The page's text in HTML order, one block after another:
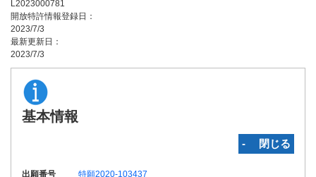
L2023000781
開放特許情報登録日：
2023/7/3
最新更新日：
2023/7/3
基本情報
‐ 閉じる
出願番号
特願2020-103437